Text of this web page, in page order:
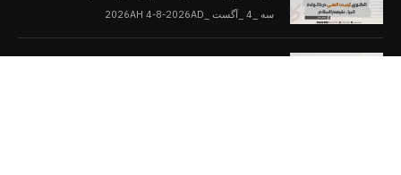
سه _4 _آگست _2026AH 4-8-2026AD